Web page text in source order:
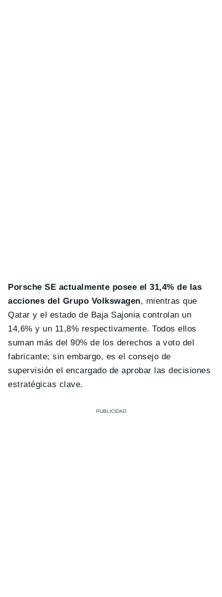
Porsche SE actualmente posee el 31,4% de las
acciones del Grupo Volkswagen, mientras que
Qatar y el estado de Baja Sajonia controlan un
14,6% y un 11,8% respectivamente. Todos ellos
suman más del 90% de los derechos a voto del
fabricante; sin embargo, es el consejo de
supervisión el encargado de aprobar las decisiones
estratégicas clave.